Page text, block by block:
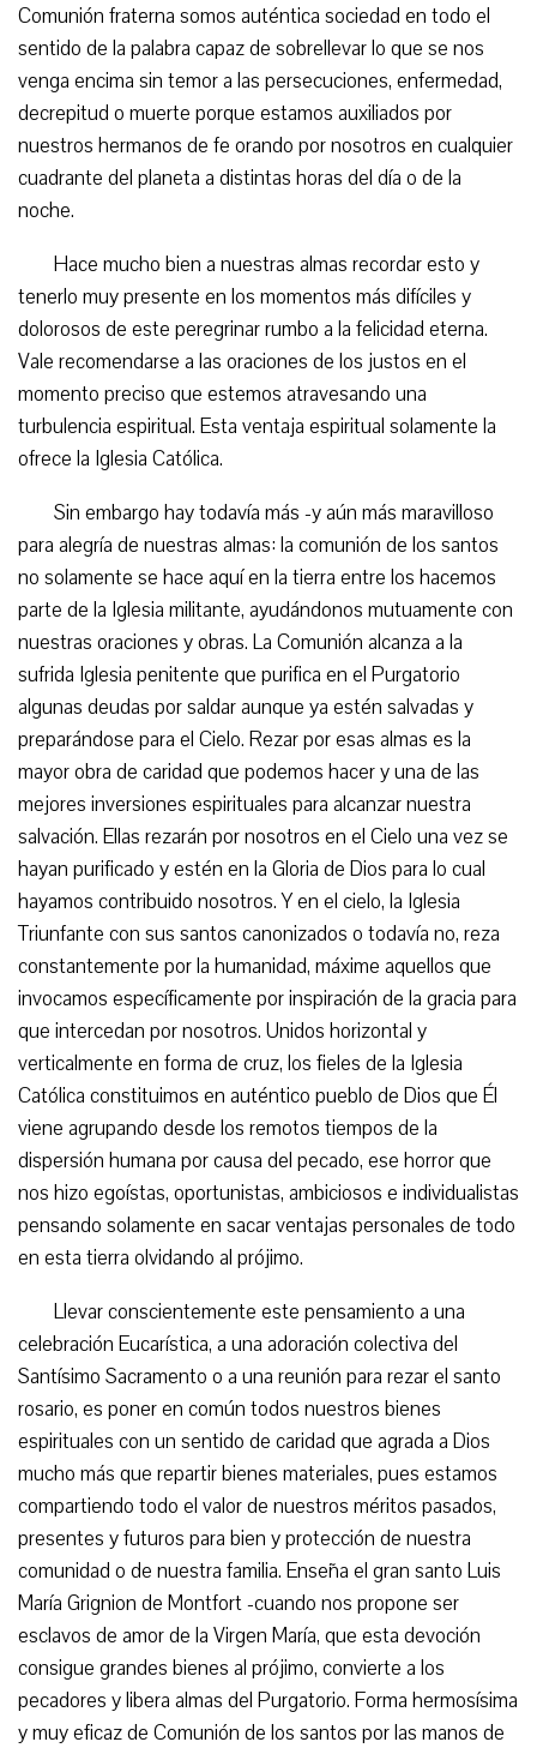
Comunión fraterna somos auténtica sociedad en todo el
sentido de la palabra capaz de sobrellevar lo que se nos
venga encima sin temor a las persecuciones, enfermedad,
decrepitud o muerte porque estamos auxiliados por
nuestros hermanos de fe orando por nosotros en cualquier
cuadrante del planeta a distintas horas del día o de la
noche.
Hace mucho bien a nuestras almas recordar esto y
tenerlo muy presente en los momentos más difíciles y
dolorosos de este peregrinar rumbo a la felicidad eterna.
Vale recomendarse a las oraciones de los justos en el
momento preciso que estemos atravesando una
turbulencia espiritual. Esta ventaja espiritual solamente la
ofrece la Iglesia Católica.
Sin embargo hay todavía más -y aún más maravilloso
para alegría de nuestras almas: la comunión de los santos
no solamente se hace aquí en la tierra entre los hacemos
parte de la Iglesia militante, ayudándonos mutuamente con
nuestras oraciones y obras. La Comunión alcanza a la
sufrida Iglesia penitente que purifica en el Purgatorio
algunas deudas por saldar aunque ya estén salvadas y
preparándose para el Cielo. Rezar por esas almas es la
mayor obra de caridad que podemos hacer y una de las
mejores inversiones espirituales para alcanzar nuestra
salvación. Ellas rezarán por nosotros en el Cielo una vez se
hayan purificado y estén en la Gloria de Dios para lo cual
hayamos contribuido nosotros. Y en el cielo, la Iglesia
Triunfante con sus santos canonizados o todavía no, reza
constantemente por la humanidad, máxime aquellos que
invocamos específicamente por inspiración de la gracia para
que intercedan por nosotros. Unidos horizontal y
verticalmente en forma de cruz, los fieles de la Iglesia
Católica constituimos en auténtico pueblo de Dios que Él
viene agrupando desde los remotos tiempos de la
dispersión humana por causa del pecado, ese horror que
nos hizo egoístas, oportunistas, ambiciosos e individualistas
pensando solamente en sacar ventajas personales de todo
en esta tierra olvidando al prójimo.
Llevar conscientemente este pensamiento a una
celebración Eucarística, a una adoración colectiva del
Santísimo Sacramento o a una reunión para rezar el santo
rosario, es poner en común todos nuestros bienes
espirituales con un sentido de caridad que agrada a Dios
mucho más que repartir bienes materiales, pues estamos
compartiendo todo el valor de nuestros méritos pasados,
presentes y futuros para bien y protección de nuestra
comunidad o de nuestra familia. Enseña el gran santo Luis
María Grignion de Montfort -cuando nos propone ser
esclavos de amor de la Virgen María, que esta devoción
consigue grandes bienes al prójimo, convierte a los
pecadores y libera almas del Purgatorio. Forma hermosísima
y muy eficaz de Comunión de los santos por las manos de